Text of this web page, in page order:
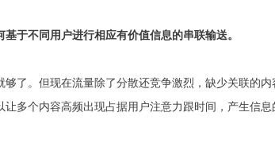
于不同用户进行相应有价值信息的串联输送。
了。但现在流量除了分散还竞争激烈，缺少关联的内
让多个内容高频出现占据用户注意力跟时间，产生信